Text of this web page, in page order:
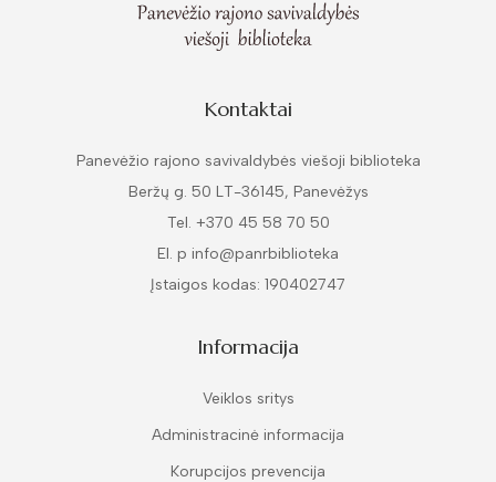
Kontaktai
Panevėžio rajono savivaldybės viešoji biblioteka
Beržų g. 50 LT-36145, Panevėžys
Tel. +370 45 58 70 50
El. p info@panrbiblioteka
Įstaigos kodas: 190402747
Informacija
Veiklos sritys
Administracinė informacija
Korupcijos prevencija